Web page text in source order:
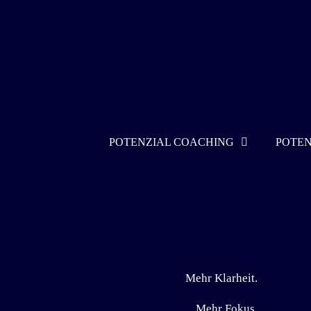
POTENZIAL COACHING
Mehr Klarheit.